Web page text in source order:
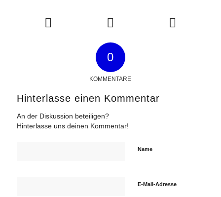
0
KOMMENTARE
Hinterlasse einen Kommentar
An der Diskussion beteiligen?
Hinterlasse uns deinen Kommentar!
Name
E-Mail-Adresse